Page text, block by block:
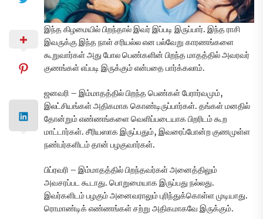
இந்த கிழமையில் பிறந்தால் இவர் இப்படி இருப்பார். இந்த ராசி
இவருக்கு இந்த நாள் சரியல்ல என பல்வேறு காரணங்களை
கூறுவார்கள் அது போல பெண்களின் பிறந்த மாதத்தில் அவரவர்
குணங்கள் எப்படி இருக்கும் என்பதை பார்க்கலாம்.
ஜனவரி – இம்மாதத்தில் பிறந்த பெண்கள் பேரார்வமும்,
இலட்சியங்கள் அதிகமாக கொண்டிருப்பார்கள். தங்கள் மனதில்
தோன்றும் எண்ணங்களை வெளிப்படையாக பிறரிடம் கூற
மாட்டார்கள். சீரியஸாக இருப்பதும், இவரைப்போன்ற குணமுள்ள
நண்பர்களிடம் தான் பழகுவார்கள்.
பிப்ரவரி – இம்மாதத்தில் பிறந்தவர்கள் அனைத்திலும்
அவசரப்பட கூடாது. பொறுமையாக இருப்பது நல்லது.
இவர்களிடம் பழகும் அனைவராலும் புரிந்துக்கொள்ள முடியாது.
ரொமாண்டிக் எண்ணங்கள் சற்று அதிகமாகவே இருக்கும்.